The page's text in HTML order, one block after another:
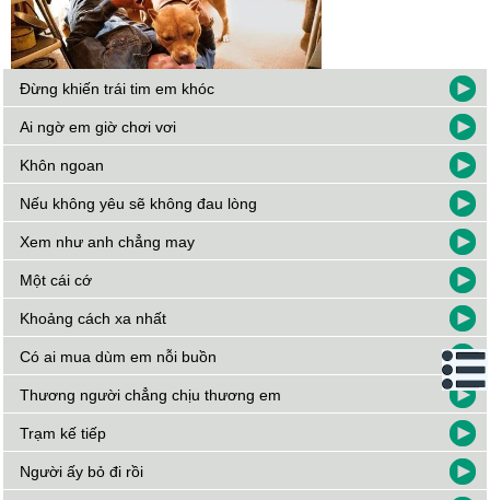
Đừng khiến trái tim em khóc
Ai ngờ em giờ chơi vơi
Khôn ngoan
Nếu không yêu sẽ không đau lòng
Xem như anh chẳng may
Một cái cớ
Khoảng cách xa nhất
Có ai mua dùm em nỗi buồn
Thương người chẳng chịu thương em
Trạm kế tiếp
Người ấy bỏ đi rồi